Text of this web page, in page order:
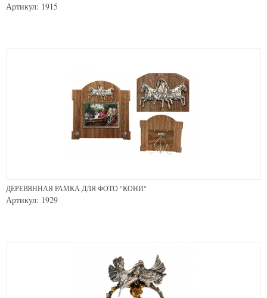
Артикул: 1915
ДЕРЕВЯННАЯ РАМКА ДЛЯ ФОТО "КОНИ"
Артикул: 1929